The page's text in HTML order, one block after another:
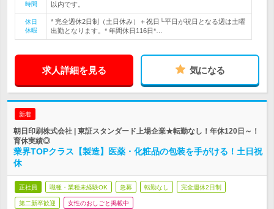
時間
以内です。
休日
休暇
* 完全週休2日制（土日休み）＋祝日└平日が祝日となる週は土曜
出勤となります。* 年間休日116日*…
求人詳細を見る 気になる
新着
朝日印刷株式会社 | 東証スタンダード上場企業★転勤なし！年休120日～！
育休実績◎
業界TOPクラス【製造】医薬・化粧品の包装を手がける！土日祝
休
正社員 職種・業種未経験OK 急募 転勤なし 完全週休2日制
第二新卒歓迎 女性のおしごと掲載中